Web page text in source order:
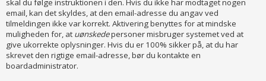
skal du følge instruktionen i den. Hvis du ikke har modtaget nogen
email, kan det skyldes, at den email-adresse du angav ved
tilmeldingen ikke var korrekt. Aktivering benyttes for at mindske
muligheden for, at uønskedepersoner misbruger systemet ved at
give ukorrekte oplysninger. Hvis du er 100% sikker på, at du har
skrevet den rigtige email-adresse, bør du kontakte en
boardadministrator.